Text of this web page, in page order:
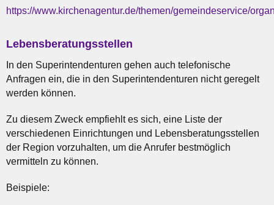
https://www.kirchenagentur.de/themen/gemeindeservice/
Lebensberatungsstellen
In den Superintendenturen gehen auch telefonische
Anfragen ein, die in den Superintendenturen nicht geregelt
werden können.
Zu diesem Zweck empfiehlt es sich, eine Liste der
verschiedenen Einrichtungen und Lebensberatungsstellen
der Region vorzuhalten, um die Anrufer bestmöglich
vermitteln zu können.
Beispiele: